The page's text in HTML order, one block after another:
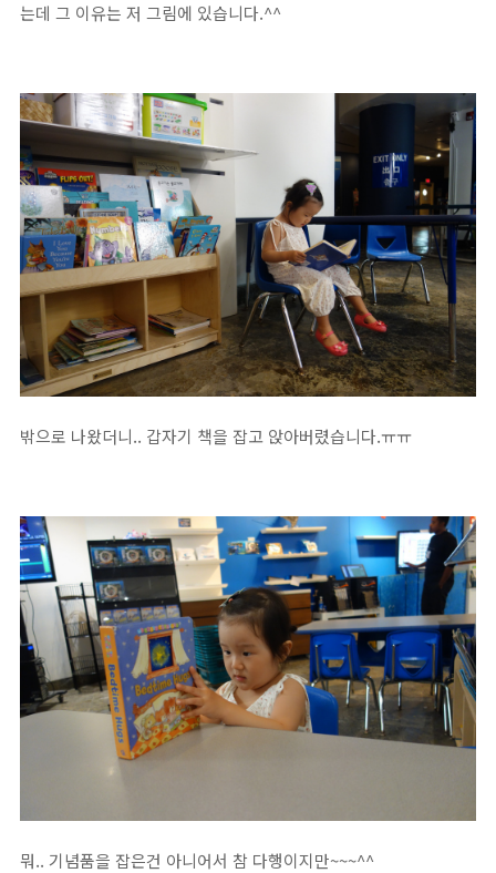
는데 그 이유는 저 그림에 있습니다.^^
밖으로 나왔더니.. 갑자기 책을 잡고 앉아버렸습니다.ㅠㅠ
뭐.. 기념품을 잡은건 아니어서 참 다행이지만~~~^^